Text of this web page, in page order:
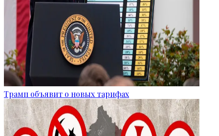
Трамп объявит о новых тарифах